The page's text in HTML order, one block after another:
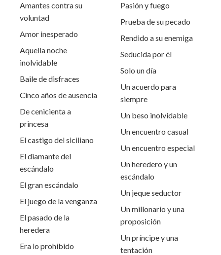
Amantes contra su
voluntad
Amor inesperado
Aquella noche
inolvidable
Baile de disfraces
Cinco años de ausencia
De cenicienta a
princesa
El castigo del siciliano
El diamante del
escándalo
El gran escándalo
El juego de la venganza
El pasado de la
heredera
Era lo prohibido
Pasión y fuego
Prueba de su pecado
Rendido a su enemiga
Seducida por él
Solo un día
Un acuerdo para
siempre
Un beso inolvidable
Un encuentro casual
Un encuentro especial
Un heredero y un
escándalo
Un jeque seductor
Un millonario y una
proposición
Un príncipe y una
tentación